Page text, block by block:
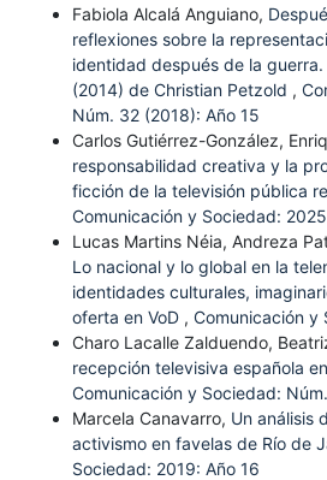
Fabiola Alcalá Anguiano,
reflexiones sobre la
identidad después de la guerra.
(2014) de Christian Petzold ,
Núm. 32 (2018): Año 15
Carlos Gutiérrez-González,
responsabilidad creativa y la
ficción de la televisión pública
Comunicación y Sociedad:
Lucas Martins Néia, Andreza
Lo nacional y lo global en la
identidades culturales,
oferta en VoD , Comunicación y
Charo Lacalle Zalduendo,
recepción televisiva española
Comunicación y Sociedad:
Marcela Canavarro, Un análisis
activismo en favelas de Río de
Sociedad: 2019: Año 16